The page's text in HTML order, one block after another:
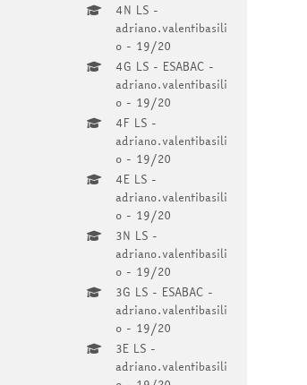
4N LS -
adriano.valentibasili
o - 19/20
4G LS - ESABAC -
adriano.valentibasili
o - 19/20
4F LS -
adriano.valentibasili
o - 19/20
4E LS -
adriano.valentibasili
o - 19/20
3N LS -
adriano.valentibasili
o - 19/20
3G LS - ESABAC -
adriano.valentibasili
o - 19/20
3E LS -
adriano.valentibasili